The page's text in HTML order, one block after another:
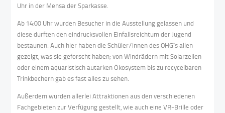
Uhr in der Mensa der Sparkasse.
Ab 14:00 Uhr wurden Besucher in die Ausstellung gelassen und
diese durften den eindrucksvollen Einfallsreichtum der Jugend
bestaunen. Auch hier haben die Schüler/innen des OHG`s allen
gezeigt, was sie geforscht haben; von Windrädern mit Solarzellen
oder einem aquaristisch autarken Ökosystem bis zu recycelbaren
Trinkbechern gab es fast alles zu sehen.
Außerdem wurden allerlei Attraktionen aus den verschiedenen
Fachgebieten zur Verfügung gestellt, wie auch eine VR-Brille oder